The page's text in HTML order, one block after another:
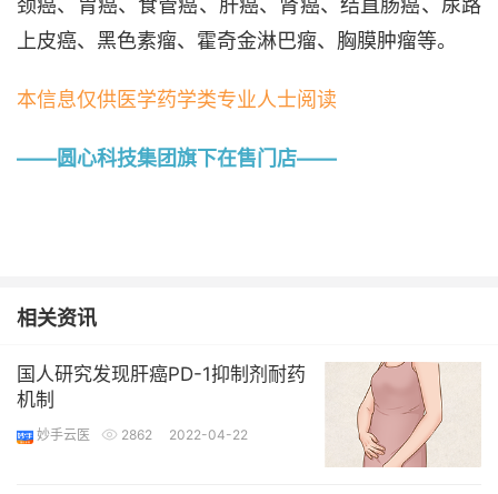
颈癌、胃癌、食管癌、肝癌、肾癌、结直肠癌、尿路
上皮癌、黑色素瘤、霍奇金淋巴瘤、胸膜肿瘤等。
本信息仅供医学药学类专业人士阅读
——圆心科技集团旗下在售门店——
相关资讯
国人研究发现肝癌PD-1抑制剂耐药
机制
妙手云医 2862 2022-04-22